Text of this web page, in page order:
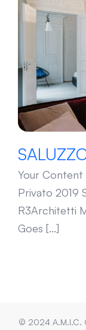
Your
Privato 2019
R3Architetti
Goes [...]
© 2024 A.M.I.C.